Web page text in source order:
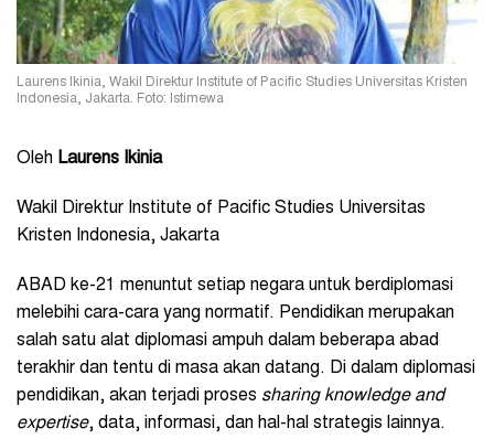
Laurens Ikinia, Wakil Direktur Institute of Pacific Studies Universitas Kristen
Indonesia, Jakarta. Foto: Istimewa
Oleh Laurens Ikinia
Wakil Direktur Institute of Pacific Studies Universitas
Kristen Indonesia, Jakarta
ABAD ke-21 menuntut setiap negara untuk berdiplomasi
melebihi cara-cara yang normatif. Pendidikan merupakan
salah satu alat diplomasi ampuh dalam beberapa abad
terakhir dan tentu di masa akan datang. Di dalam diplomasi
pendidikan, akan terjadi proses sharing knowledge and
expertise, data, informasi, dan hal-hal strategis lainnya.